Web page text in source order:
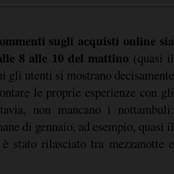
sugli acquisti online sia
8 alle 10 del mattino (quasi il
gli utenti si mostrano decisamente
le proprie esperienze con gli
non mancano i nottambuli:
di gennaio, ad esempio, quasi il
stato rilasciato tra mezzanotte e